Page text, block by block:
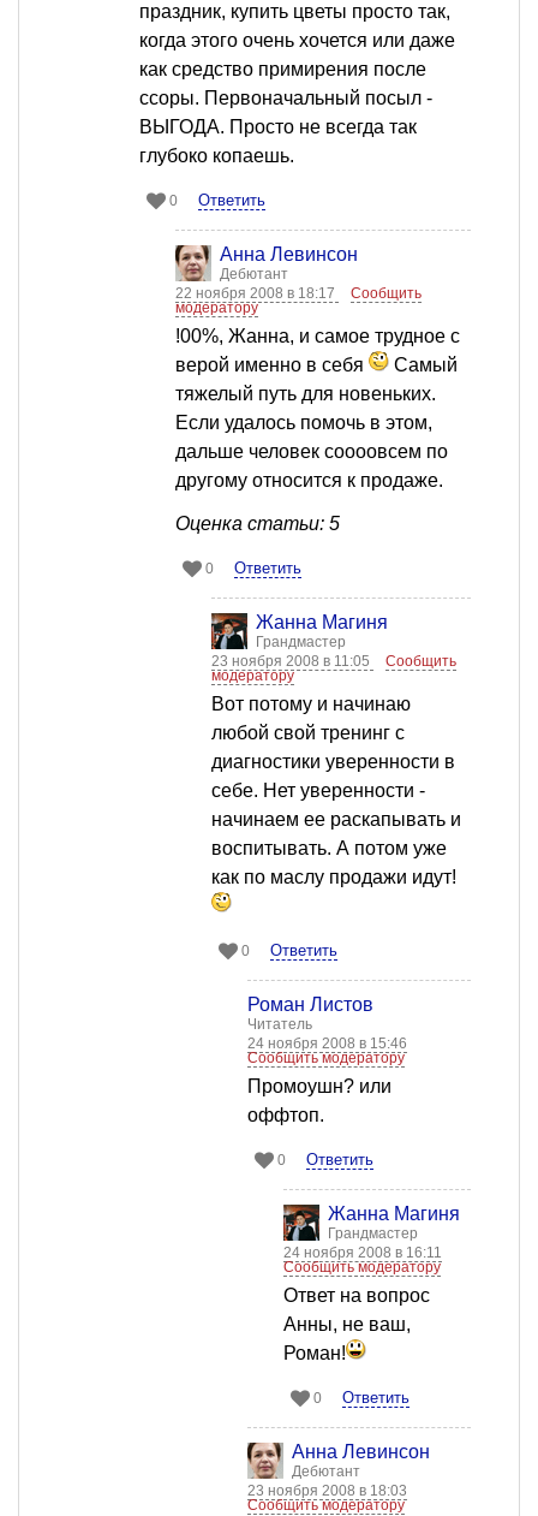
праздник, купить цветы просто так,
когда этого очень хочется или даже
как средство примирения после
ссоры. Первоначальный посыл -
ВЫГОДА. Просто не всегда так
глубоко копаешь.
0 Ответить
Анна Левинсон
Дебютант
22 ноября 2008 в 18:17
Сообщить
модератору
!00%, Жанна, и самое трудное с
верой именно в себя
Самый
тяжелый путь для новеньких.
Если удалось помочь в этом,
дальше человек соооовсем по
другому относится к продаже.
Оценка статьи: 5
0 Ответить
Жанна Магиня
Грандмастер
23 ноября 2008 в 11:05
Сообщить
модератору
Вот потому и начинаю
любой свой тренинг с
диагностики уверенности в
себе. Нет уверенности -
начинаем ее раскапывать и
воспитывать. А потом уже
как по маслу продажи идут!
0 Ответить
Роман Листов
Читатель
24 ноября 2008 в 15:46
Сообщить модератору
Промоушн? или
оффтоп.
0 Ответить
Жанна Магиня
Грандмастер
24 ноября 2008 в 16:11
Сообщить модератору
Ответ на вопрос
Анны, не ваш,
Роман!
0 Ответить
Анна Левинсон
Дебютант
23 ноября 2008 в 18:03
Сообщить модератору